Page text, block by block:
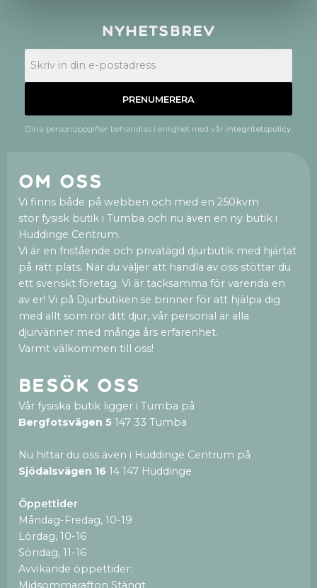
Nyhetsbrev
PRENUMERERA
Dina personuppgifter behandlas i enlighet med vår integritetspolicy
Om oss
Vi finns både på webben och med en 250kvm
stor fysisk butik i Tumba och nu även en ny butik i
Huddinge Centrum.
Vi är en fristående och privatägd djurbutik med hjärtat
på rätt plats. När du väljer att handla av oss stöttar du
ett svenskt företag. Vi är tacksamma för varenda en
av er! Vi på Djurbutiken.se brinner för att hjälpa dig
med allt som rör ditt djur, vår personal är alla
djurvänner med många års erfarenhet.
Varmt välkommen till oss!
Besök oss
Vår fysiska butik ligger i Tumba på
Bergfotsvägen 5 147 33 Tumba
Nu hittar du oss även i Huddinge Centrum på
Sjödalsvägen 16 14 147 Huddinge
Öppettider
Måndag-Fredag, 10-19
Lördag, 10-16
Söndag, 11-16
Avvikande öppettider:
Midsommarafton Stängt